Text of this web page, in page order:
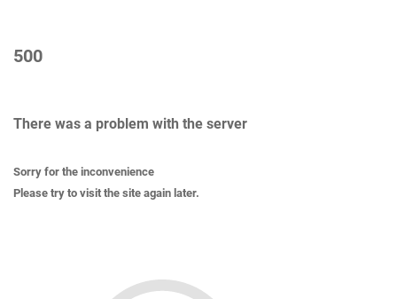
500
There was a problem with the server
Sorry for the inconvenience
Please try to visit the site again later.